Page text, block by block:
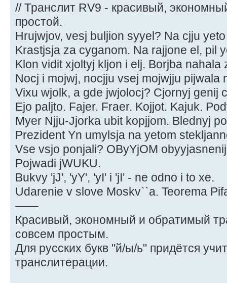
// Транслит RV9 - красивый,
простой.
Hrujwjov, vesj buljion syyel? Na cjju
Krastjsja za cyganom. Na rajjone el, pil
Klon vidit xjoltyj kljon i elj. Borjba nahala
Nocj i mojwj, nocjju vsej mojwjju pijwala
Vixu wjolk, a gde jwjolocj? Cjornyj genij
Ejo paljto. Fajer. Fraer. Kojjot. Kajuk.
Myer Njju-Jjorka ubit kopjjom. Blednyj
Prezident Yn umylsja na yetom
Vse vsjo ponjali? OByYjOM
Pojwadi jWUKU.
Bukvy 'jJ', 'yY', 'yI' i 'jI' - ne odno i to xe.
Udarenie v slove Moskv``a. Teorema
——
Красивый, экономный и обратимый
совсем простым.
Для русских букв "й/ы/ь" придётся
транслитерации.